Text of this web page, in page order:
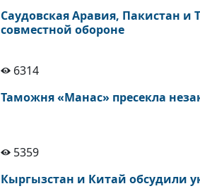
Саудовская Аравия, Пакистан и
совместной обороне
6314
Таможня «Манас» пресекла
5359
Кыргызстан и Китай обсудили